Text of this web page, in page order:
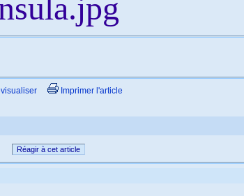
Imprimer l'article
Réagir à cet article